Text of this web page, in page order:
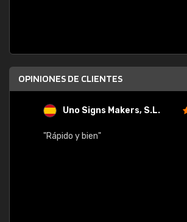
OPINIONES DE CLIENTES
Uno Signs Makers, S.L.
"Rápido y bien"